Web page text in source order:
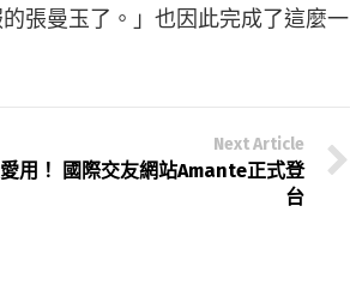
張曼玉了。」也因此完成了這麼一
Next Article
用！ 國際交友網站Amante正式登
台